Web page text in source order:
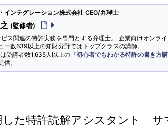
インテグレーション株式会社 CEO/弁理士
(監修者)
ス関連の特許実務を専門とする弁理士。 企業向けオン
ー数639以上の知財分野ではトップクラスの講師。
受講者数1,635人以上の『初心者でもわかる特許の書き方
供。
た特許読解アシスタント「サ